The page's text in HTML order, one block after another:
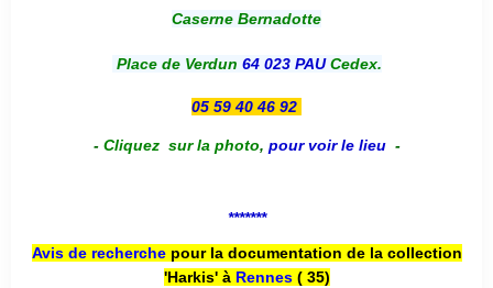
Caserne Bernadotte
Place de Verdun 64 023 PAUCedex.
05 59 40 46 92
- Cliquez sur la photo, pour voir le lieu -
*******
Avis de recherche pour la documentation de la collection
'Harkis' à Rennes( 35)